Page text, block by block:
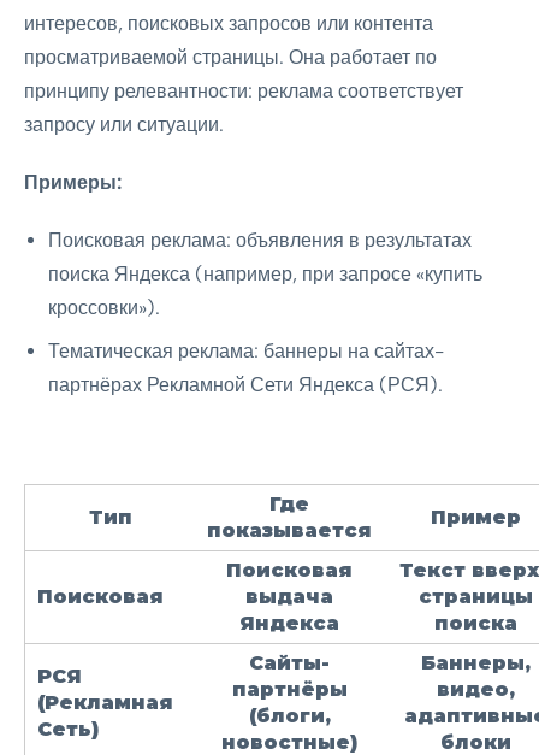
интересов, поисковых запросов или контента
просматриваемой страницы. Она работает по
принципу релевантности: реклама соответствует
запросу или ситуации.
Примеры:
Поисковая реклама: объявления в результатах
поиска Яндекса (например, при запросе «купить
кроссовки»).
Тематическая реклама: баннеры на сайтах-
партнёрах Рекламной Сети Яндекса (РСЯ).
Тип
Где
показывается
Пример
Поисковая
Поисковая
выдача
Яндекса
Текст
страницы
поиска
РСЯ
(Рекламная
Сеть)
Сайты-
партнёры
(блоги,
новостные)
Баннеры,
видео,
блоки